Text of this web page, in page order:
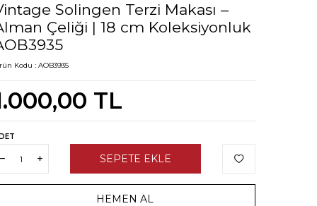
Solingen Terzi Makası –
Çeliği | 18 cm Koleksiyonluk
Kodu : AOB3935
TL
SEPETE EKLE
HEMEN AL